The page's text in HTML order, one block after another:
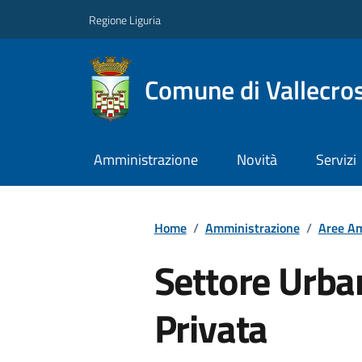
Regione Liguria
Comune di
Amministrazione Novità Servizi
Home / Amministrazione / Aree
Settore
Privata